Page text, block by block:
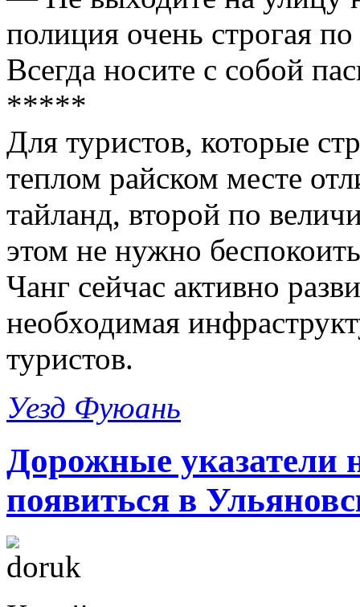
полиция очень строгая
Всегда носите с собой
*****
Для туристов, которые
теплом райском месте
тайланд, второй по
этом не нужно
Чанг сейчас активно
необходимая
туристов.
Уезд Фуюань
Дорожные указатели
появиться в